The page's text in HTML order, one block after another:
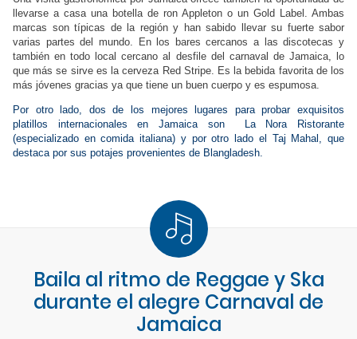
llevarse a casa una botella de ron Appleton o un Gold Label. Ambas
marcas son típicas de la región y han sabido llevar su fuerte sabor
varias partes del mundo. En los bares cercanos a las discotecas y
también en todo local cercano al desfile del carnaval de Jamaica, lo
que más se sirve es la cerveza Red Stripe. Es la bebida favorita de los
más jóvenes gracias ya que tiene un buen cuerpo y es espumosa.
Por otro lado, dos de los mejores lugares para probar exquisitos
platillos internacionales en Jamaica son
La NoraRistorante
(especializado en comida italiana) y por otro lado el Taj Mahal, que
destaca por sus potajes provenientes de Blangladesh.
Baila al ritmo de Reggae y Ska
durante el alegre Carnaval de
Jamaica